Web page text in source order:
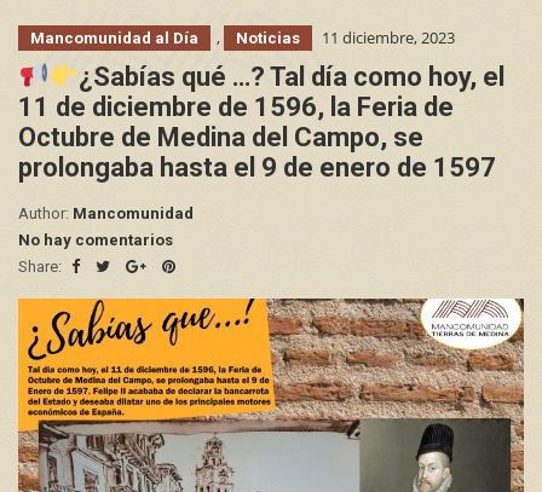
Mancomunidad al Día , Noticias 11 diciembre, 2023
¿Sabías qué …? Tal día como hoy, el
11 de diciembre de 1596, la Feria de
Octubre de Medina del Campo, se
prolongaba hasta el 9 de enero de 1597
Author: Mancomunidad
No hay comentarios
Share: